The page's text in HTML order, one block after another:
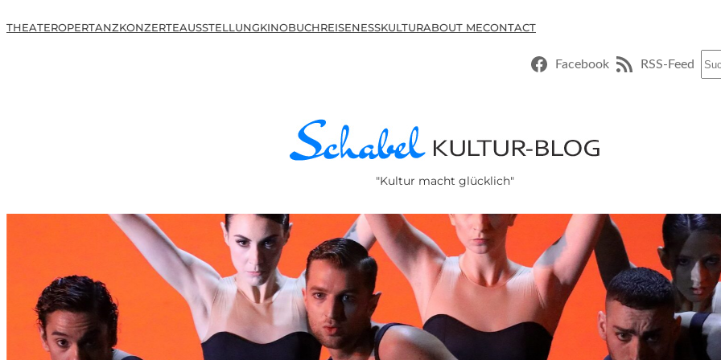
THEATEROPERTANZKONZERTEAUSSTELLUNGKINOBUCHREISENESSKULTURABOUT MECONTACT
Facebook RSS-Feed
"Kultur macht glücklich"